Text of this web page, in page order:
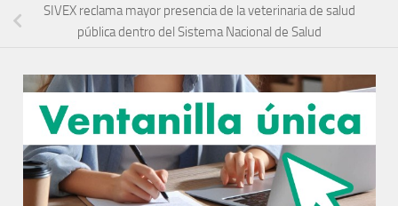
SIVEX reclama mayor presencia de la veterinaria de salud
pública dentro del Sistema Nacional de Salud